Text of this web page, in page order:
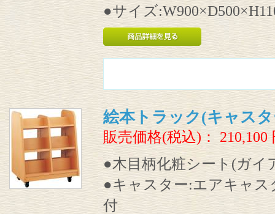
●サイズ
絵本トラック(キャス
販売価格(税込)： 210,100
●木目柄化粧シート(ガイ
●キャスター:エアキャス
付